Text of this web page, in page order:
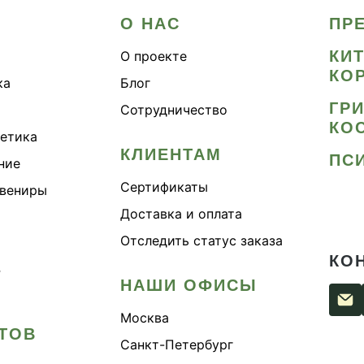
О НАС
О проекте
Блог
Сотрудничество
КЛИЕНТАМ
Сертификаты
Доставка и оплата
Отследить статус заказа
НАШИ ОФИСЫ
Москва
Санкт-Петербург